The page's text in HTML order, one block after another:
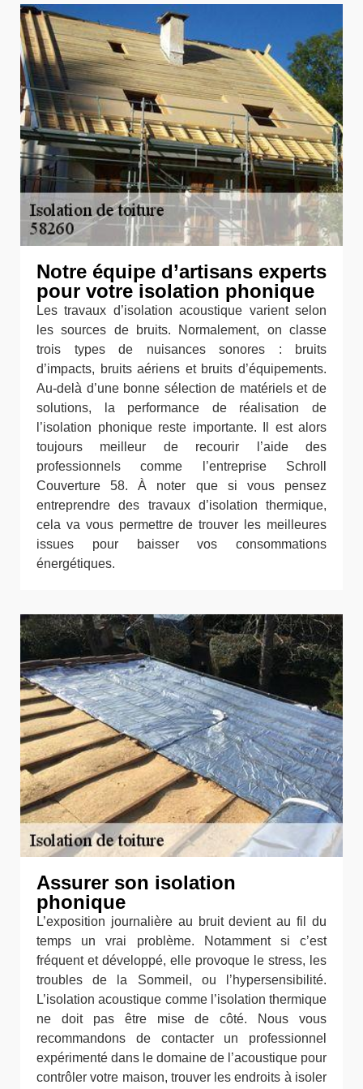
Notre équipe d’artisans experts
pour votre isolation phonique
Les travaux d’isolation acoustique varient selon
les sources de bruits. Normalement, on classe
trois types de nuisances sonores : bruits
d’impacts, bruits aériens et bruits d’équipements.
Au-delà d’une bonne sélection de matériels et de
solutions, la performance de réalisation de
l’isolation phonique reste importante. Il est alors
toujours meilleur de recourir l’aide des
professionnels comme l’entreprise Schroll
Couverture 58. À noter que si vous pensez
entreprendre des travaux d’isolation thermique,
cela va vous permettre de trouver les meilleures
issues pour baisser vos consommations
énergétiques.
Assurer son isolation
phonique
L’exposition journalière au bruit devient au fil du
temps un vrai problème. Notamment si c’est
fréquent et développé, elle provoque le stress, les
troubles de la Sommeil, ou l’hypersensibilité.
L’isolation acoustique comme l’isolation thermique
ne doit pas être mise de côté. Nous vous
recommandons de contacter un professionnel
expérimenté dans le domaine de l’acoustique pour
contrôler votre maison, trouver les endroits à isoler